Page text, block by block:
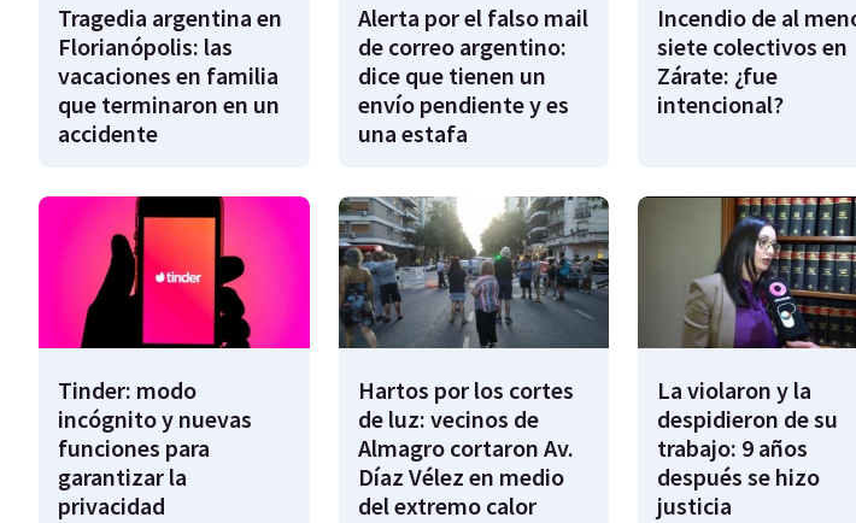
Tragedia argentina en
Florianópolis: las
vacaciones en familia
que terminaron en un
accidente
Alerta por el falso mail
de correo argentino:
dice que tienen un
envío pendiente y es
una estafa
Incendio de al
siete colectivos en
Zárate: ¿fue
intencional?
Tinder: modo
incógnito y nuevas
funciones para
garantizar la
privacidad
Hartos por los cortes
de luz: vecinos de
Almagro cortaron Av.
Díaz Vélez en medio
del extremo calor
La violaron y la
despidieron de su
trabajo: 9 años
después se hizo
justicia